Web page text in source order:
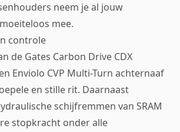
neem je al jouw
mee.
controle
de Gates Carbon Drive CDX
Enviolo CVP Multi-Turn achternaaf
en stille rit. Daarnaast
schijfremmen van SRAM
stopkracht onder alle